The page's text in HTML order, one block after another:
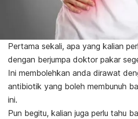
Pertama sekali, apa yang kalian
dengan berjumpa doktor pakar
Ini membolehkan anda dirawat
antibiotik yang boleh membunuh
ini.
Pun begitu, kalian juga perlu tahu